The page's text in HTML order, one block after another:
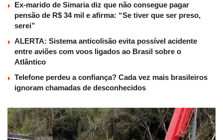
Ex-marido de Simaria diz que não consegue pagar
pensão de R$ 34 mil e afirma: “Se tiver que ser preso,
serei”
ALERTA: Sistema anticolisão evita possível acidente
entre aviões com voos ligados ao Brasil sobre o
Atlântico
Telefone perdeu a confiança? Cada vez mais brasileiros
ignoram chamadas de desconhecidos